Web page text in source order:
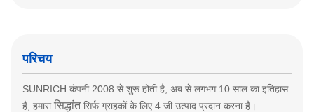
परिचय
SUNRICH कंपनी 2008 से शुरू होती है, अब से लगभग 10 साल का इतिहास
है, हमारासिद्धांत सिर्फ ग्राहकों के लिए 4 जी उत्पाद प्रदान करना है।